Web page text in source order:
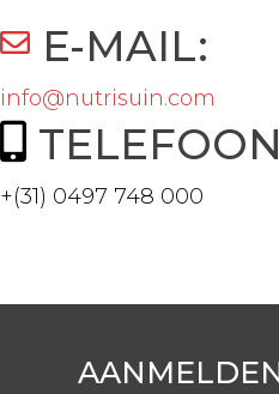
E-MAIL:
info@nutrisuin.com
+(31) 0497 748 000